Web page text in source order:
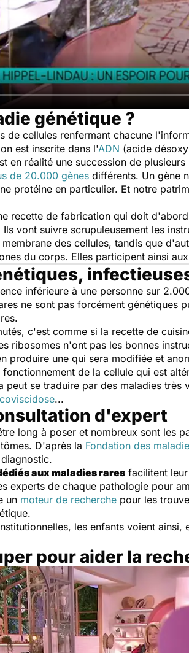
génétique ?
de cellules renfermant chacune
est inscrite dans l'ADN (acide
en réalité une succession de
de 20.000 gènes différents. Un gène
protéine en particulier. Et notre
recette de fabrication qui doit
vont suivre scrupuleusement les
des cellules, tandis que
du corps. Elles participent ainsi
inférieure à une personne sur
ne sont pas forcément génétiques
c'est comme si la recette de
ribosomes n'ont pas les bonnes
produire une qui sera modifiée et
de la cellule qui est
se traduire par des maladies très
...
d'expert
long à poser et nombreux sont les
D'après la Fondation des
aux maladies rares facilitent
experts de chaque pathologie pour
un moteur de recherche pour les
les enfants voient
pour aider la